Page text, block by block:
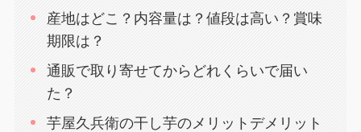
産地はどこ？内容量は？値段は高い？賞味
期限は？
通販で取り寄せてからどれくらいで届い
た？
芋屋久兵衛の干し芋のメリットデメリット